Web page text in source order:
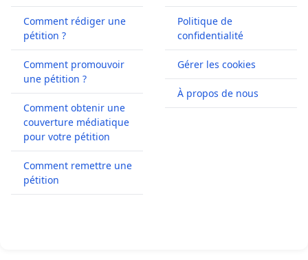
Comment rédiger une
pétition ?
Comment promouvoir
une pétition ?
Comment obtenir une
couverture médiatique
pour votre pétition
Comment remettre une
pétition
Politique de
confidentialité
Gérer les cookies
À propos de nous